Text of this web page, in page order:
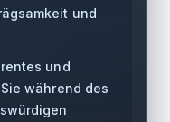
und
und
während des